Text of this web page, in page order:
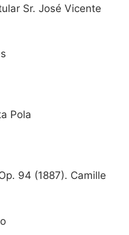
Sr. José Vicente
Pola
94 (1887). Camille